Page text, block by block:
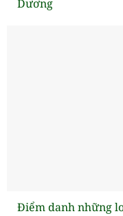
Dương
Điểm danh những